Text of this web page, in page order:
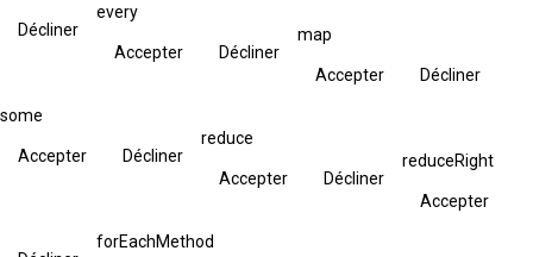
Décliner
every
Accepter Décliner
map
Accepter Décliner
some
Accepter Décliner
reduce
Accepter Décliner
reduceRight
Accepter
forEachMethod